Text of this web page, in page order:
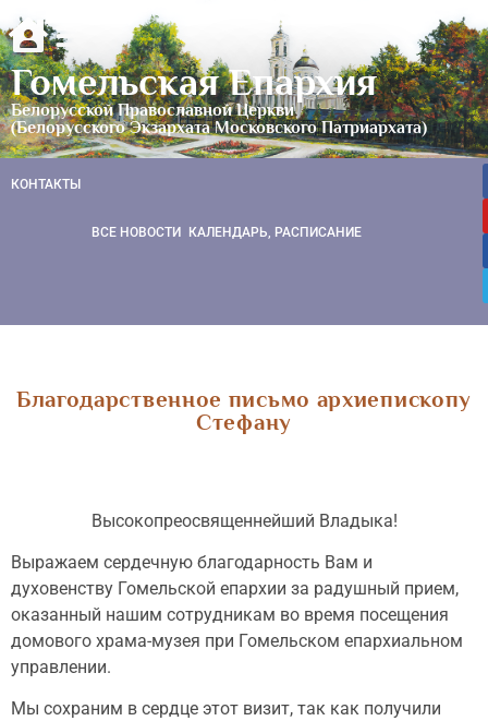
Гомельская Епархия
Белорусской Православной Церкви
(Белорусского Экзархата Московского Патриархата)
КОНТАКТЫ
ВСЕ НОВОСТИ КАЛЕНДАРЬ, РАСПИСАНИЕ
Благодарственное письмо архиепископу
Стефану
Высокопреосвященнейший Владыка!
Выражаем сердечную благодарность Вам и
духовенству Гомельской епархии за радушный прием,
оказанный нашим сотрудникам во время посещения
домового храма-музея при Гомельском епархиальном
управлении.
Мы сохраним в сердце этот визит, так как получили